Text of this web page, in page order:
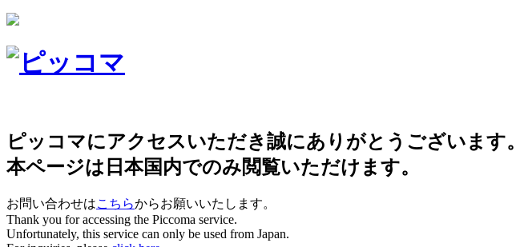
ピッコマにアクセスいただき誠にありがとうございます。
本ページは日本国内でのみ閲覧いただけます。
お問い合わせはこちらからお願いいたします。
Thank you for accessing the Piccoma service.
Unfortunately, this service can only be used from Japan.